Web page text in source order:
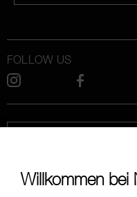
ÜBER NARS
FOLLOW US
Willkommen bei